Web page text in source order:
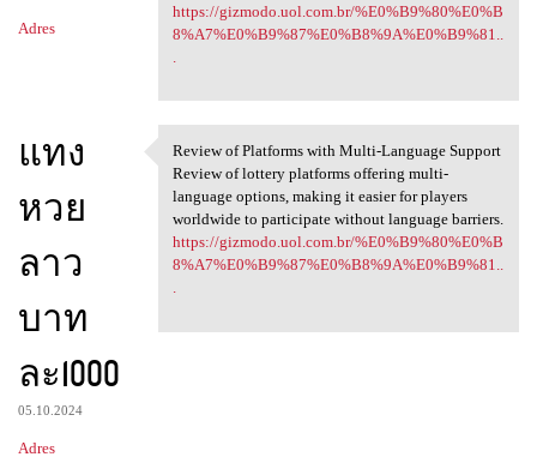
Adres
https://gizmodo.uol.com.br/%E0%B9%80%E0%B
8%A7%E0%B9%87%E0%B8%9A%E0%B9%81..
แทง
หวย
ลาว
บาท
ละ1000
05.10.2024
Adres
Review of Platforms with
Review of Platforms with Multi-Language Support
Review of lottery platforms offering multi-
language options, making it easier for players
worldwide to participate without language barriers.
https://gizmodo.uol.com.br/%E0%B9%80%E0%B
8%A7%E0%B9%87%E0%B8%9A%E0%B9%81..
.